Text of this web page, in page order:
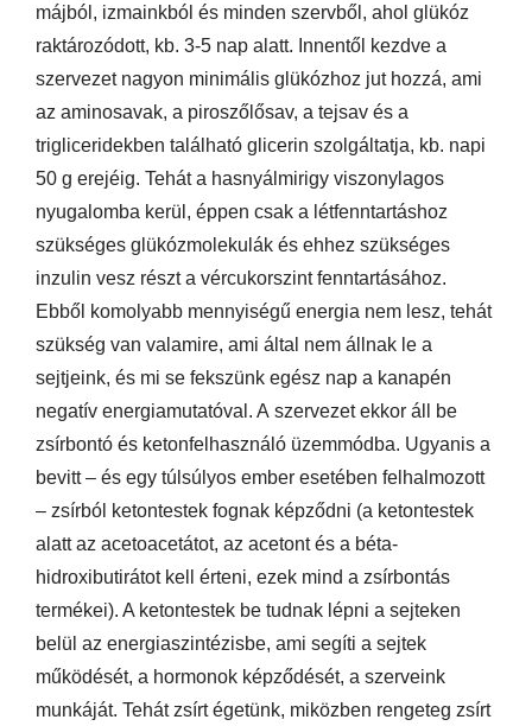
májból, izmainkból és minden szervből, ahol glükóz
raktározódott, kb. 3-5 nap alatt. Innentől kezdve a
szervezet nagyon minimális glükózhoz jut hozzá, ami
az aminosavak, a piroszőlősav, a tejsav és a
trigliceridekben található glicerin szolgáltatja, kb. napi
50 g erejéig. Tehát a hasnyálmirigy viszonylagos
nyugalomba kerül, éppen csak a létfenntartáshoz
szükséges glükózmolekulák és ehhez szükséges
inzulin vesz részt a vércukorszint fenntartásához.
Ebből komolyabb mennyiségű energia nem lesz, tehát
szükség van valamire, ami által nem állnak le a
sejtjeink, és mi se fekszünk egész nap a kanapén
negatív energiamutatóval. A szervezet ekkor áll be
zsírbontó és ketonfelhasználó üzemmódba. Ugyanis a
bevitt – és egy túlsúlyos ember esetében felhalmozott
– zsírból ketontestek fognak képződni (a ketontestek
alatt az acetoacetátot, az acetont és a béta-
hidroxibutirátot kell érteni, ezek mind a zsírbontás
termékei). A ketontestek be tudnak lépni a sejteken
belül az energiaszintézisbe, ami segíti a sejtek
működését, a hormonok képződését, a szerveink
munkáját. Tehát zsírt égetünk, miközben rengeteg zsírt